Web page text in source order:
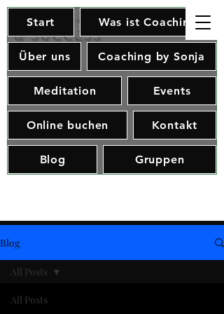
Soul, Spirit
& Success
Start Was ist Coaching
Über uns Coaching by Sonja
Meditation Events
Online buchen Kontakt
Blog Gruppen
Blog
All Posts
All Posts